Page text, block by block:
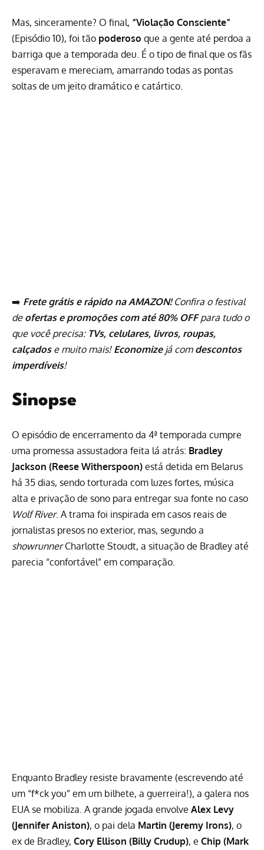
Mas, sinceramente? O final, “Violação Consciente”
(Episódio 10), foi tão poderoso que a gente até perdoa a
barriga que a temporada deu. É o tipo de final que os fãs
esperavam e mereciam, amarrando todas as pontas
soltas de um jeito dramático e catártico.
➡️ Frete grátis e rápido na AMAZON!Confira o festival
de ofertas e promoções com até 80% OFFpara tudo o
que você precisa: TVs, celulares, livros, roupas,
calçadose muito mais! Economizejá com descontos
imperdíveis!
Sinopse
O episódio de encerramento da 4ª temporada cumpre
uma promessa assustadora feita lá atrás: Bradley
Jackson (Reese Witherspoon) está detida em Belarus
há 35 dias, sendo torturada com luzes fortes, música
alta e privação de sono para entregar sua fonte no caso
Wolf River. A trama foi inspirada em casos reais de
jornalistas presos no exterior, mas, segundo a
showrunnerCharlotte Stoudt, a situação de Bradley até
parecia “confortável” em comparação.
Enquanto Bradley resiste bravamente (escrevendo até
um “f*ck you” em um bilhete, a guerreira!), a galera nos
EUA se mobiliza. A grande jogada envolve Alex Levy
(Jennifer Aniston), o pai dela Martin (Jeremy Irons), o
ex de Bradley, Cory Ellison (Billy Crudup), e Chip (Mark